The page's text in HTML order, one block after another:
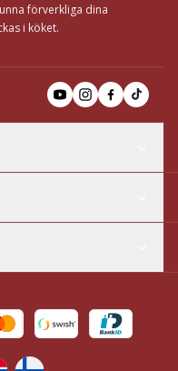
förverkliga dina
i köket.